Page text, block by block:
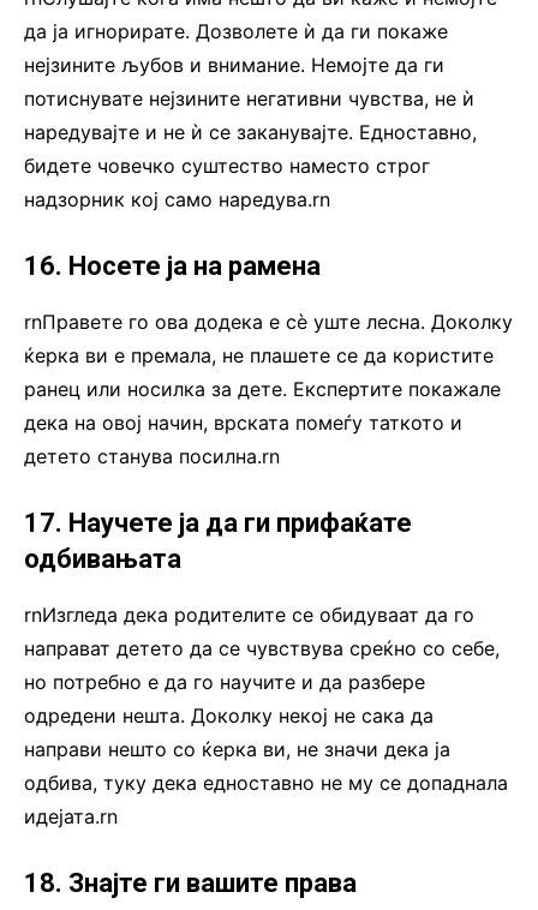
да ја игнорирате. Дозволете ѝ да ги покаже
нејзините љубов и внимание. Немојте да ги
потиснувате нејзините негативни чувства, не ѝ
наредувајте и не ѝ се заканувајте. Едноставно,
бидете човечко суштество наместо строг
надзорник кој само наредува.rn
16. Носете ја на рамена
rnПравете го ова додека е сè уште лесна. Доколку
ќерка ви е премала, не плашете се да користите
ранец или носилка за дете. Експертите покажале
дека на овој начин, врската помеѓу таткото и
детето станува посилна.rn
17. Научете ја да ги прифаќате
одбивањата
rnИзгледа дека родителите се обидуваат да го
направат детето да се чувствува среќно со себе,
но потребно е да го научите и да разбере
одредени нешта. Доколку некој не сака да
направи нешто со ќерка ви, не значи дека ја
одбива, туку дека едноставно не му се допаднала
идејата.rn
18. Знајте ги вашите права